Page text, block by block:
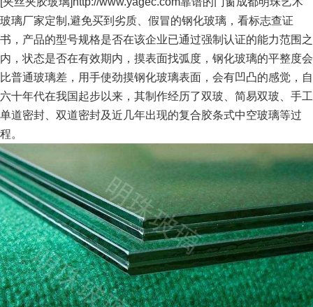
玻璃厂家定制,避免买到劣质、假冒的钢化玻璃，看标志查证
书，产品的型号规格是否在该企业已通过强制认证的能力范围之
内，状态是否在有效期内，摸表面找弧度，钢化玻璃的平整度会
比普通玻璃差，用手使劲摸钢化玻璃表面，会有凹凸的感觉，自
六十年代在我国起步以来，其制作经历了双玻、简易双玻、手工
单道密封、双道密封及近几年出现的复合胶条式中空玻璃等过
程。